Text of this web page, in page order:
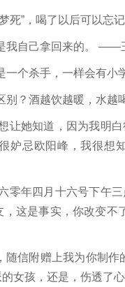
”，喝了以后可以忘
自己拿回来的。 ——
个杀手，一样会有
？酒越饮越暖，水越
她知道，因为我明白
妒忌欧阳峰，我很想
年四月十六号下午三
，这是事实，你改变
附赠上我为你制作
女孩，还是，伤透